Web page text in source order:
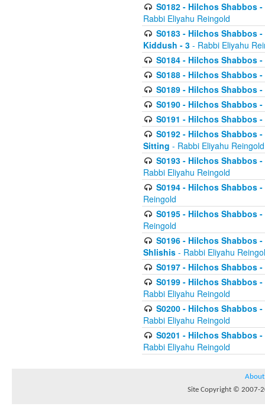
S0182 - Hilchos Shabbos
Rabbi Eliyahu Reingold
S0183 - Hilchos Shabbos
Kiddush - 3 - Rabbi Eliyahu
S0184 - Hilchos Shabbos
S0188 - Hilchos Shabbos
S0189 - Hilchos Shabbos
S0190 - Hilchos Shabbos
S0191 - Hilchos Shabbos
S0192 - Hilchos Shabbos
Sitting - Rabbi Eliyahu Reingold
S0193 - Hilchos Shabbos
Rabbi Eliyahu Reingold
S0194 - Hilchos Shabbos
Reingold
S0195 - Hilchos Shabbos
Reingold
S0196 - Hilchos Shabbos
Shlishis - Rabbi Eliyahu
S0197 - Hilchos Shabbos
S0199 - Hilchos Shabbos
Rabbi Eliyahu Reingold
S0200 - Hilchos Shabbos
Rabbi Eliyahu Reingold
S0201 - Hilchos Shabbos
Rabbi Eliyahu Reingold
About
Site Copyright © 2007-